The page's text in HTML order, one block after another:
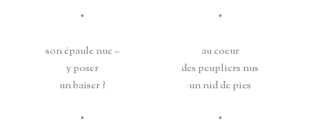
*
son épaule nue –
y poser
un baiser ?
*
*
au coeur
des peupliers nus
un nid de pies
*